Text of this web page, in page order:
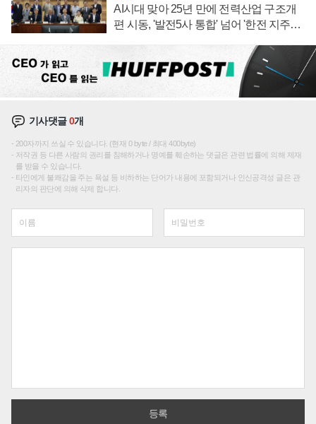
AI시대 맞아 25년 만에 전력산업 구조개
편 시동, '발전5사 통합' 넘어 '한전 지주사'
기사댓글0개
200자까지 쓰실 수 있습니다. (현재 0 byte / 최대 400byte)
저작권 등 다른 사람의 권리를 침해하거나 명예를 훼손하는 댓글은 관련 법률에 의해 제재
를 받을 수 있습니다.
타인에게 불쾌감을 주는 욕설 등 비하하는 단어가 내용에 포함되거나 인신공격성 글은 관
리자의 판단에 의해 삭제 합니다.